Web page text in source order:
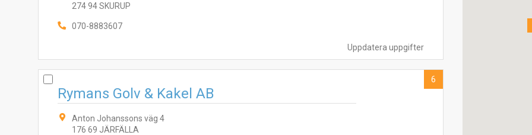
Uppdatera uppgifter
274 94 SKURUP
070-8883607
Rymans Golv & Kakel AB
Anton Johanssons väg 4
176 69 JÄRFÄLLA
6